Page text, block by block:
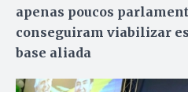
apenas poucos
conseguiram viabilizar
base aliada